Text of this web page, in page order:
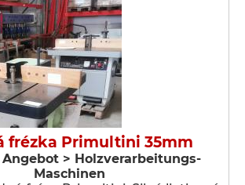
frézka Primultini 35mm
> Holzverarbeitungs-
Maschinen